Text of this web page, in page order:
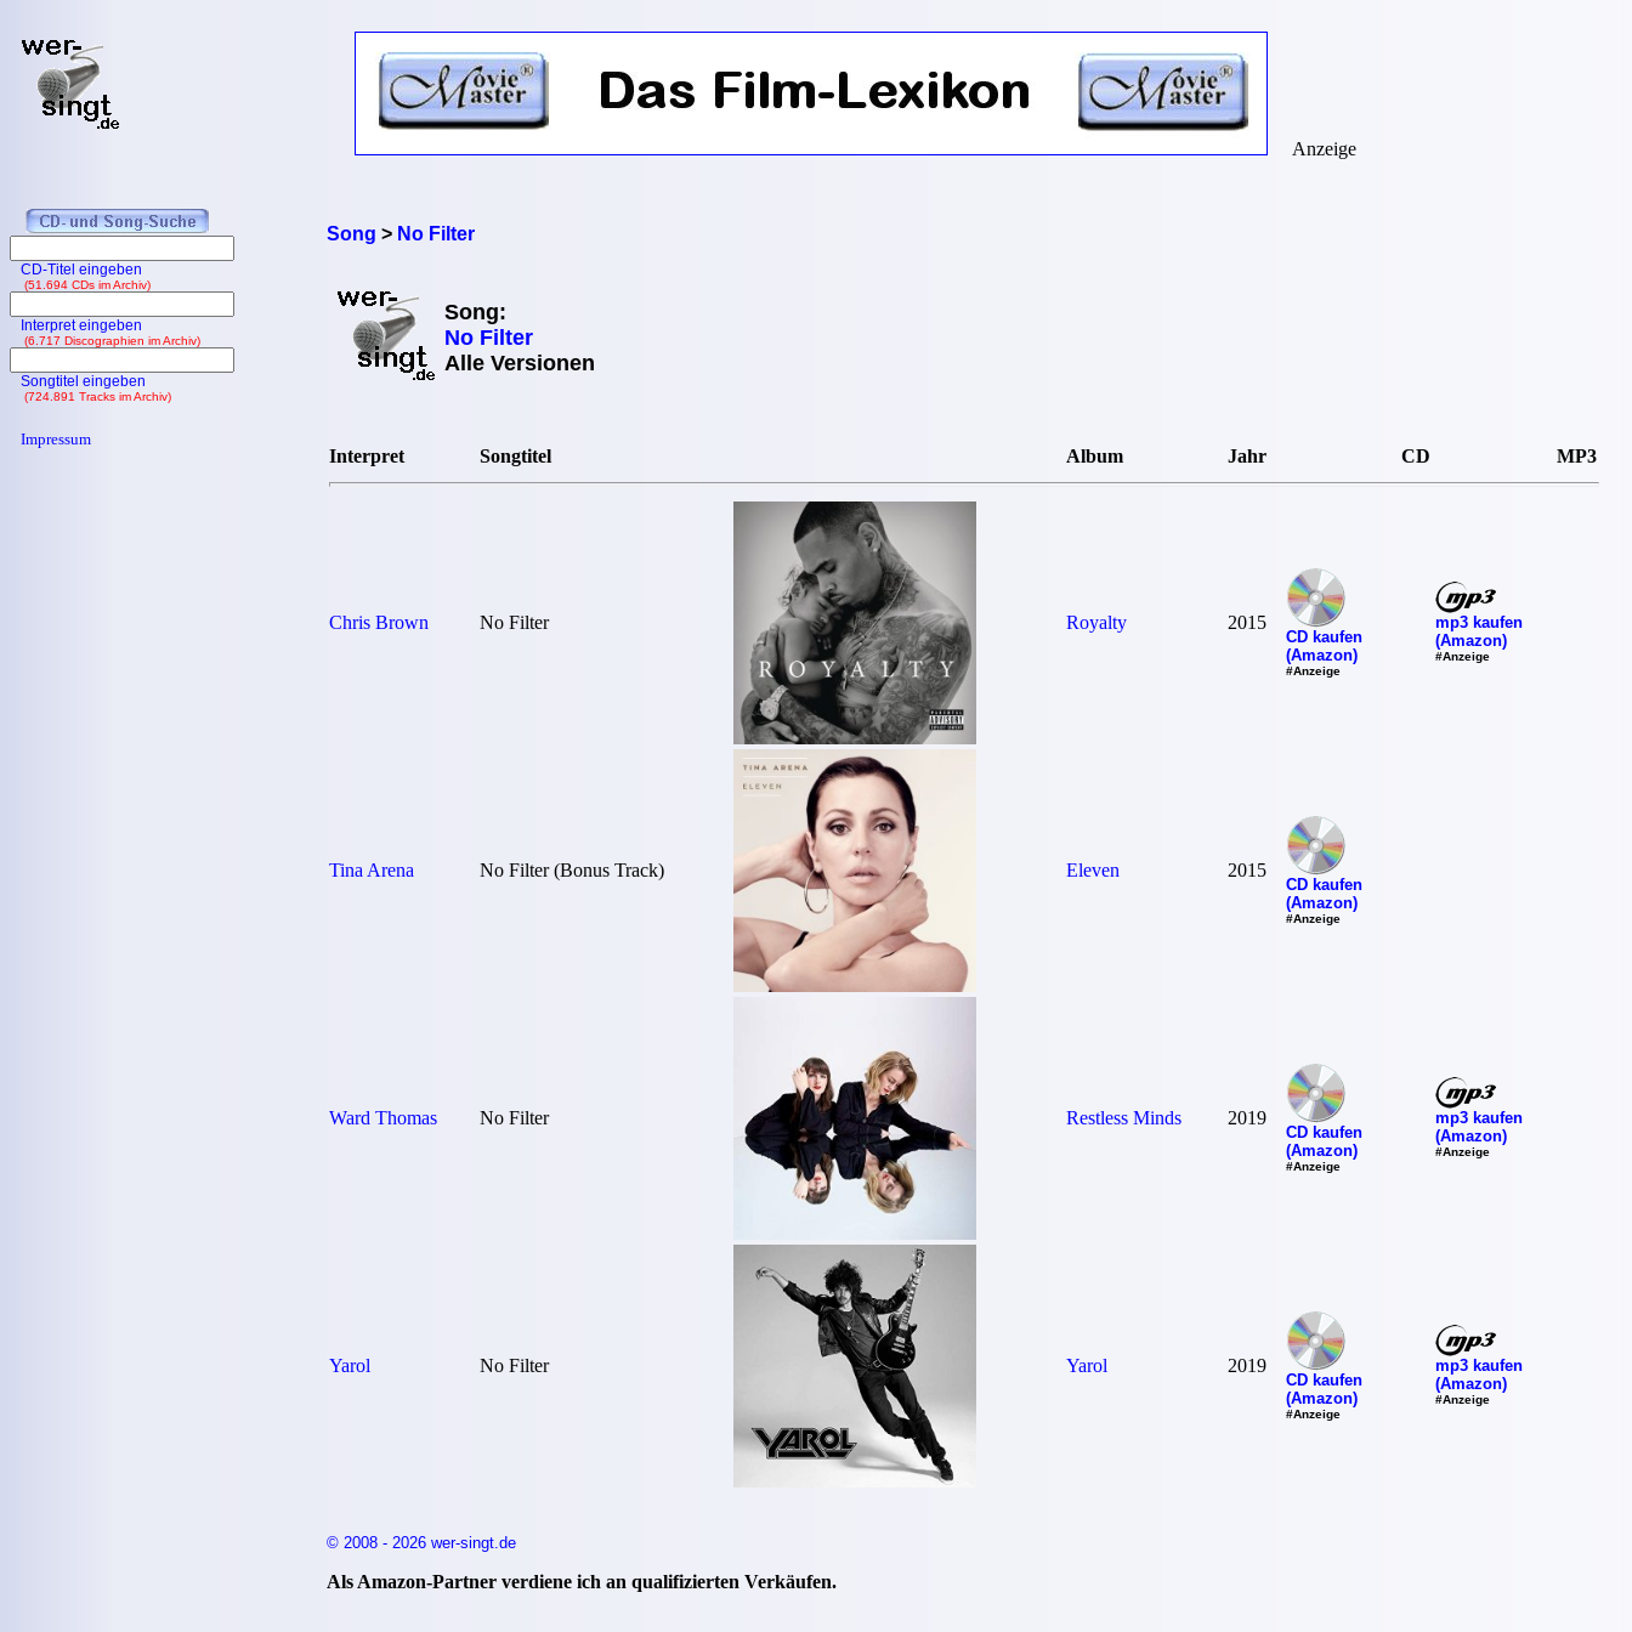
Song > No Filter
Song:
No Filter
Alle Versionen
Interpret Songtitel Album Jahr CD MP3
Chris Brown No Filter Royalty 2015
CD kaufen
(Amazon)
#Anzeige
mp3 kaufen
(Amazon)
#Anzeige
Tina Arena No Filter (Bonus Track) Eleven 2015
CD kaufen
(Amazon)
#Anzeige
Ward Thomas No Filter Restless Minds 2019
CD kaufen
(Amazon)
#Anzeige
mp3 kaufen
(Amazon)
#Anzeige
Yarol No Filter Yarol 2019
CD kaufen
(Amazon)
#Anzeige
mp3 kaufen
(Amazon)
#Anzeige
© 2008 - 2026 wer-singt.de
Als Amazon-Partner verdiene ich an qualifizierten Verkäufen.
Anzeige
CD-Titel eingeben
(51.694 CDs im Archiv)
Interpret eingeben
(6.717 Discographien im Archiv)
Songtitel eingeben
(724.891 Tracks im Archiv)
Impressum